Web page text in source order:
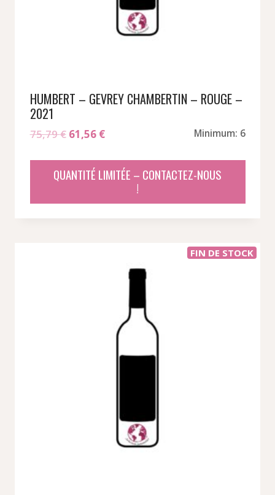
HUMBERT – GEVREY CHAMBERTIN – ROUGE –
2021
75,79€ Le
initial
était :
61,56 €Le
actuel
est :
Minimum: 6
QUANTITÉ LIMITÉE – CONTACTEZ-NOUS
!
FIN DE STOCK